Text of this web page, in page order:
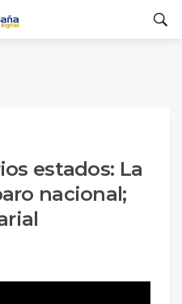
estados: La
nacional;